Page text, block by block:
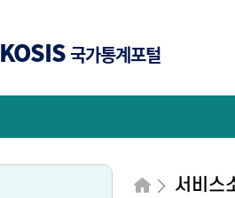
KOSIS국가통계포털
서비스